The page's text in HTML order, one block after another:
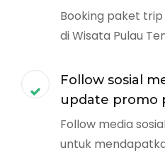
Booking paket trip
di Wisata Pulau
Follow sosial
update promo
Follow media
untuk